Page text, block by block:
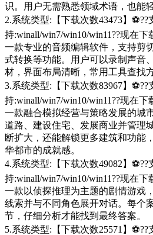
识。用户无需熟悉领域术语，也能
2.系统类型:【下载次数43473】⚽??
持:winall/win7/win10/win11??现在
一款专业的音频编辑软件，支持剪
式转换等功能。用户可以录制声音
材，界面布局清晰，常用工具查找方
3.系统类型:【下载次数83967】⚽??
持:winall/win7/win10/win11??现在
一款融合模拟经营与策略发展的城
道路、建设住宅、发展商业并管理
断扩大，还能解锁更多建筑和功能
华都市的成就感。
4.系统类型:【下载次数49082】⚽??
持:winall/win7/win10/win11??现在
一款以侦探推理为主题的剧情游戏
线索并与不同角色展开对话。每个
节，仔细分析才能找到最终答案。
5.系统类型:【下载次数25571】⚽??